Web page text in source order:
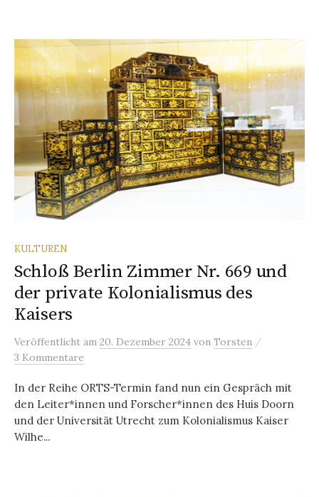
KULTUREN
Schloß Berlin Zimmer Nr. 669 und
der private Kolonialismus des
Kaisers
Veröffentlicht am 20. Dezember 2024 von Torsten /
3 Kommentare
In der Reihe ORTS-Termin fand nun ein Gespräch mit
den Leiter*innen und Forscher*innen des Huis Doorn
und der Universität Utrecht zum Kolonialismus Kaiser
Wilhe...